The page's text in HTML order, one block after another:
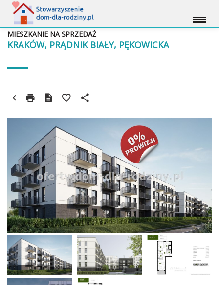
KRAKÓW, PRĄDNIK BIAŁY, PĘKOWICKA
MIESZKANIE NA SPRZEDAŻ